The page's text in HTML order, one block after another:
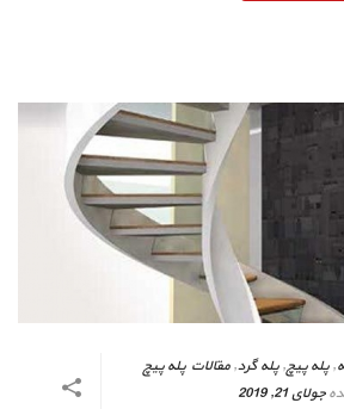
,پله پیچ,پله گرد,مقالات پله پیچ
جولای 21, 2019